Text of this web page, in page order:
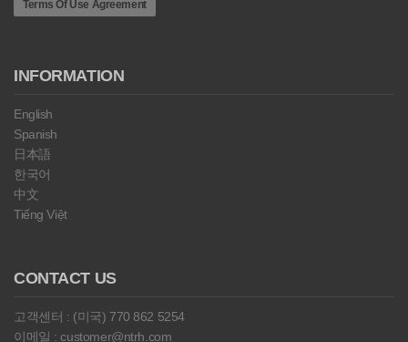
Terms Of Use Agreement
INFORMATION
English
Spanish
日本語
한국어
中文
Tiếng Việt
CONTACT US
고객센터 : (미국) 770 862 5254
이메일 : customer@ntrh.com